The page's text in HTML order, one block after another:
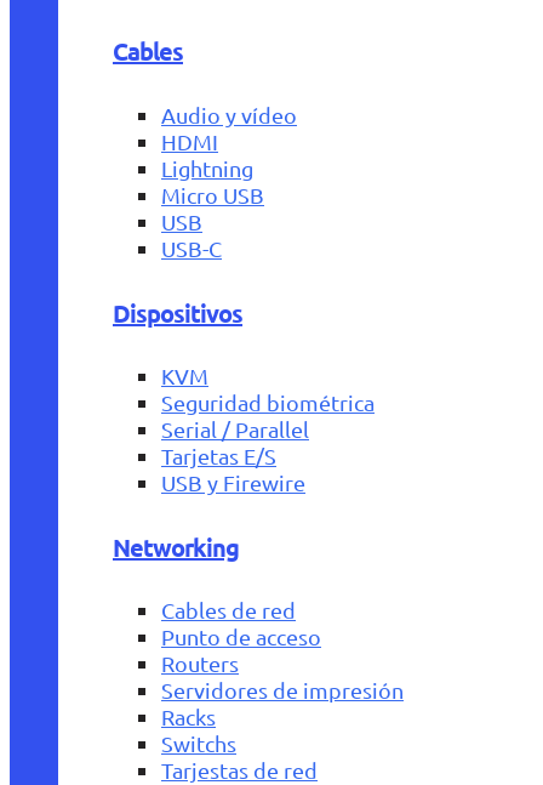
Cables
Audio y vídeo
HDMI
Lightning
Micro USB
USB
USB-C
Dispositivos
KVM
Seguridad biométrica
Serial / Parallel
Tarjetas E/S
USB y Firewire
Networking
Cables de red
Punto de acceso
Routers
Servidores de impresión
Racks
Switchs
Tarjestas de red